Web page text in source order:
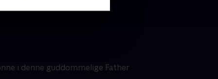
i denne guddommelige Father